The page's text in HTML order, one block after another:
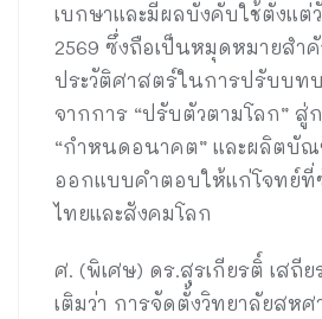
เบกษาและมีผลบังคับใช้ตั้งแต่
2569 ซึ่งถือเป็นหมุดหมายสำคั
ประวัติศาสตร์ในการปรับบท
จากการ “ปรับตัวตามโลก” สู่
“กำหนดอนาคต” และผลิตบั
ออกแบบคำตอบให้แก่โจทย์
ไทยและสังคมโลก
ศ. (พิเศษ) ดร.สุรเกียรติ์ เสถีย
เติมว่า การจัดตั้งวิทยาลัยสห